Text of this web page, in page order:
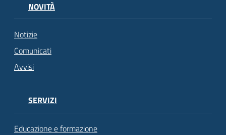
NOVITÀ
Notizie
Comunicati
Avvisi
SERVIZI
Educazione e formazione